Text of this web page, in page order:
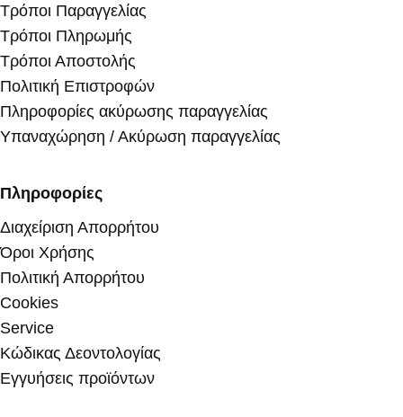
Τρόποι Παραγγελίας
Τρόποι Πληρωμής
Τρόποι Αποστολής
Πολιτική Επιστροφών
Πληροφορίες ακύρωσης παραγγελίας
Υπαναχώρηση / Ακύρωση παραγγελίας
Πληροφορίες
Διαχείριση Απορρήτου
Όροι Χρήσης
Πολιτική Απορρήτου
Cookies
Service
Κώδικας Δεοντολογίας
Εγγυήσεις προϊόντων